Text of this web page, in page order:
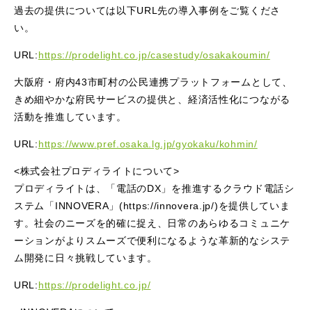
過去の提供については以下URL先の導入事例をご覧くださ
い。
URL:https://prodelight.co.jp/casestudy/osakakoumin/
大阪府・府内43市町村の公⺠連携プラットフォームとして、
きめ細やかな府⺠サービスの提供と、経済活性化につながる
活動を推進しています。
URL:https://www.pref.osaka.lg.jp/gyokaku/kohmin/
<株式会社プロディライトについて>
プロディライトは、「電話のDX」を推進するクラウド電話シ
ステム「INNOVERA」(https://innovera.jp/)を提供していま
す。社会のニーズを的確に捉え、日常のあらゆるコミュニケ
ーションがよりスムーズで便利になるような革新的なシステ
ム開発に日々挑戦しています。
URL:https://prodelight.co.jp/